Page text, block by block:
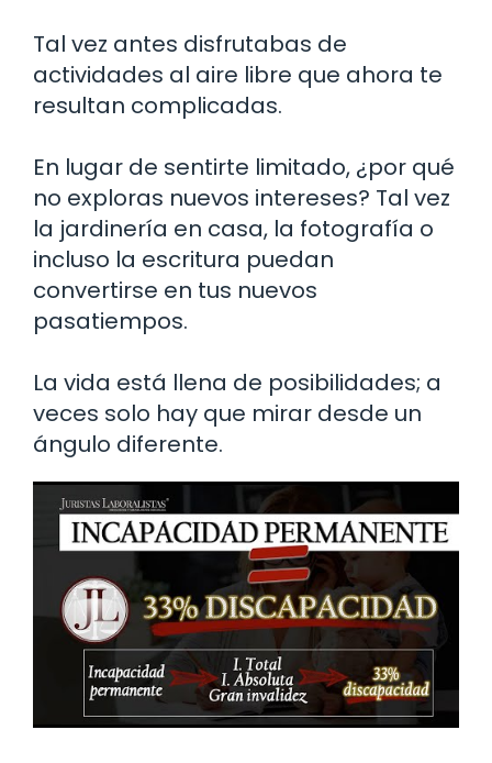
Tal vez antes disfrutabas de
actividades al aire libre que ahora te
resultan complicadas.
En lugar de sentirte limitado, ¿por qué
no exploras nuevos intereses? Tal vez
la jardinería en casa, la fotografía o
incluso la escritura puedan
convertirse en tus nuevos
pasatiempos.
La vida está llena de posibilidades; a
veces solo hay que mirar desde un
ángulo diferente.